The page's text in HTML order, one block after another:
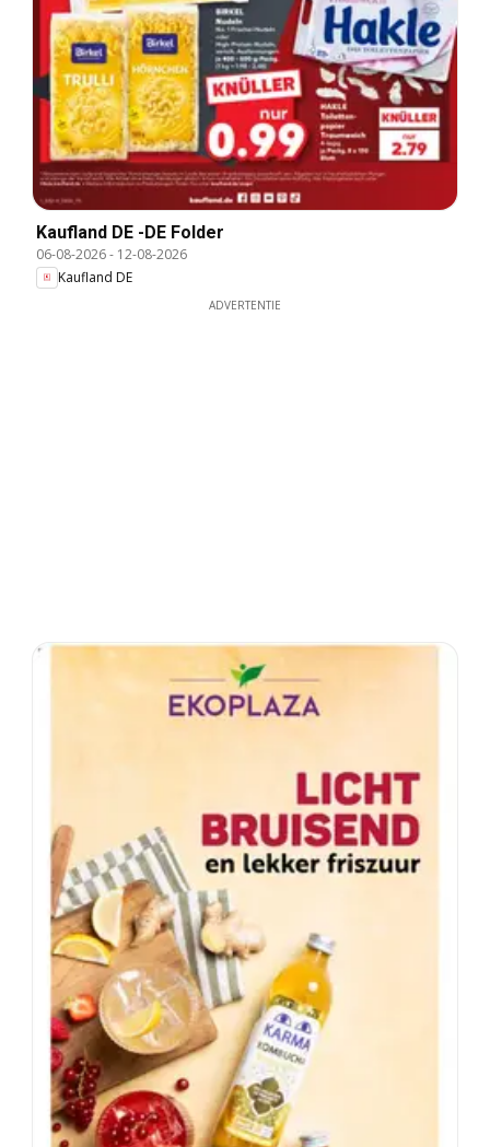
Kaufland DE -DE Folder
06-08-2026- 12-08-2026
Kaufland DE
ADVERTENTIE